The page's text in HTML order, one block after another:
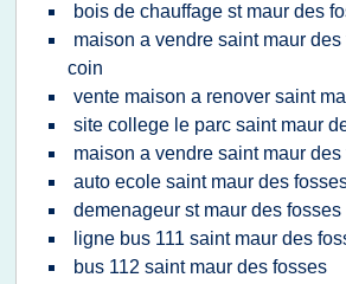
bois de chauffage st maur des
maison a vendre saint maur
coin
vente maison a renover saint
site college le parc saint maur
maison a vendre saint maur
auto ecole saint maur des
demenageur st maur des fosses
ligne bus 111 saint maur des
bus 112 saint maur des fosses